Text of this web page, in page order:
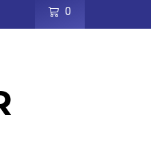
0